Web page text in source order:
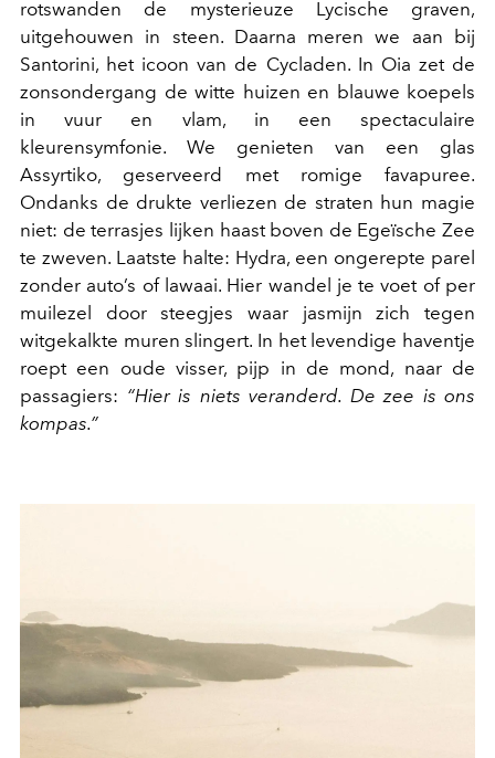
rotswanden de mysterieuze Lycische graven,
uitgehouwen in steen. Daarna meren we aan bij
Santorini, het icoon van de Cycladen. In Oia zet de
zonsondergang de witte huizen en blauwe koepels
in vuur en vlam, in een spectaculaire
kleurensymfonie. We genieten van een glas
Assyrtiko, geserveerd met romige favapuree.
Ondanks de drukte verliezen de straten hun magie
niet: de terrasjes lijken haast boven de Egeïsche Zee
te zweven. Laatste halte: Hydra, een ongerepte parel
zonder auto’s of lawaai. Hier wandel je te voet of per
muilezel door steegjes waar jasmijn zich tegen
witgekalkte muren slingert. In het levendige haventje
roept een oude visser, pijp in de mond, naar de
passagiers: “Hier is niets veranderd. De zee is ons
kompas.”